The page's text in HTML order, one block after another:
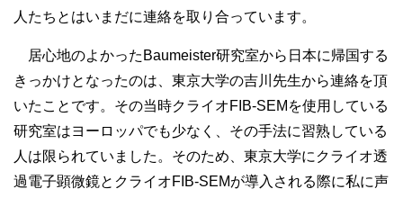
人たちとはいまだに連絡を取り合っています。
居心地のよかったBaumeister研究室から日本に帰国する
きっかけとなったのは、東京大学の吉川先生から連絡を頂
いたことです。その当時クライオFIB-SEMを使用している
研究室はヨーロッパでも少なく、その手法に習熟している
人は限られていました。そのため、東京大学にクライオ透
過電子顕微鏡とクライオFIB-SEMが導入される際に私に声